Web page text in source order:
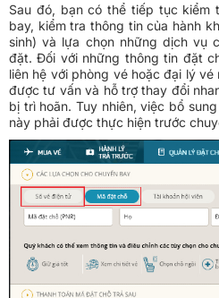
Sau đó, bạn có thể tiếp tục kiểm
bay, kiểm tra thông tin của hành
sinh) và lựa chọn những dịch vụ
đặt. Đối với những thông tin đặt
liên hệ với phòng vé hoặc đại lý
được tư vấn và hỗ trợ thay đổi
bị trì hoãn. Tuy nhiên, việc bổ
này phải được thực hiện trước